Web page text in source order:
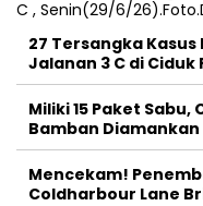
27 Tersangka
Jalanan 3 C di
Miliki 15 Paket Sabu,
Bamban
Mencekam!
Coldharbour Lane